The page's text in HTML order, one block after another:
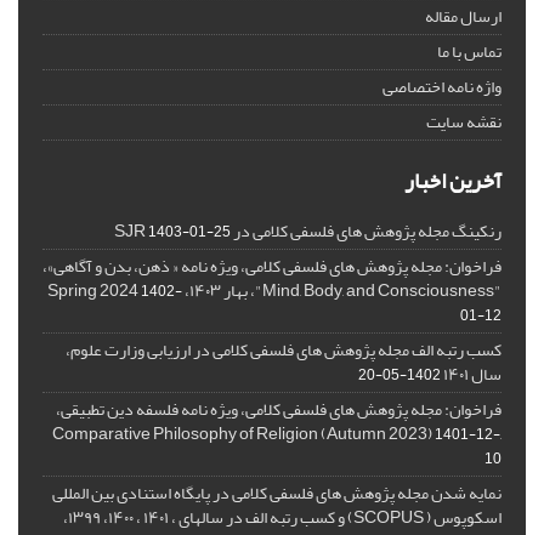
ارسال مقاله
تماس با ما
واژه نامه اختصاصی
نقشه سایت
آخرین اخبار
رنکینگ مجله پژوهش های فلسفی کلامی در SJR1403-01-25
فراخوان: مجله پژوهش های فلسفی کلامی، ویژه نامه « ذهن، بدن و آگاهی»،
"Mind, Body, and Consciousness"، بهار ۱۴۰۳، Spring 2024
1402-
01-12
کسب رتبه الف مجله پژوهش های فلسفی کلامی در ارزیابی وزارت علوم،
سال ۱۴۰۱ 1402-05-20
فراخوان: مجله پژوهش های فلسفی کلامی، ویژه نامه فلسفه دین تطبیقی،
,Comparative Philosophy of Religion (Autumn 2023)
1401-12-
10
نمایه شدن مجله پژوهش های فلسفی کلامی در پایگاه استنادی بین المللی
اسکوپوس ( SCOPUS) و کسب رتبه الف در سالهای ، ۱۴۰۱ ، ۱۴۰۰، ۱۳۹۹،